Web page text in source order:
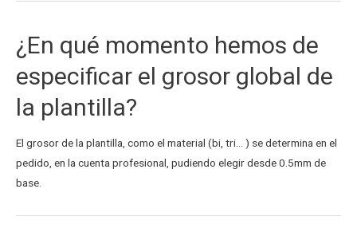
¿En qué momento hemos de
especificar el grosor global de
la plantilla?
El grosor de la plantilla, como el material (bi, tri… ) se determina en el
pedido, en la cuenta profesional, pudiendo elegir desde 0.5mm de
base.